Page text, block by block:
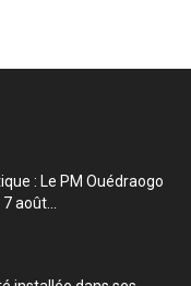
: Le PM Ouédraogo
août...